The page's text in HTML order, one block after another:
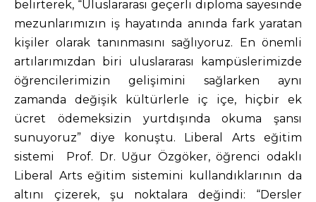
belirterek, “Uluslararası geçerli diploma sayesinde
mezunlarımızın iş hayatında anında fark yaratan
kişiler olarak tanınmasını sağlıyoruz. En önemli
artılarımızdan biri uluslararası kampüslerimizde
öğrencilerimizin gelişimini sağlarken aynı
zamanda değişik kültürlerle iç içe, hiçbir ek
ücret ödemeksizin yurtdışında okuma şansı
sunuyoruz” diye konuştu. Liberal Arts eğitim
sistemi Prof. Dr. Uğur Özgöker, öğrenci odaklı
Liberal Arts eğitim sistemini kullandıklarının da
altını çizerek, şu noktalara değindi: “Dersler